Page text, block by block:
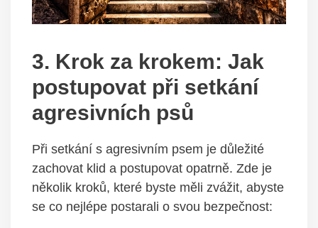
3. ‍Krok za krokem: Jak
postupovat ⁣při setkání
agresivních psů
Při ​setkání s agresivním‍ psem je důležité
zachovat klid⁤ a⁤ postupovat opatrně. ‍Zde je
několik ‌kroků, které ‍byste měli zvážit, abyste
se co nejlépe ⁢postarali o svou bezpečnost: